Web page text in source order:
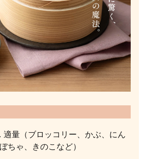
適量 （ブロッコリー、かぶ、にん
ちゃ、きのこなど）